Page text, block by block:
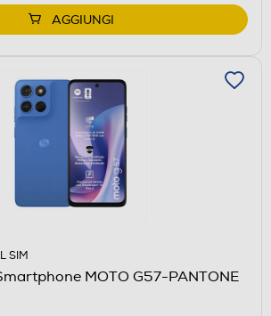
AGGIUNGI
SIM
MOTO G57-PANTONE